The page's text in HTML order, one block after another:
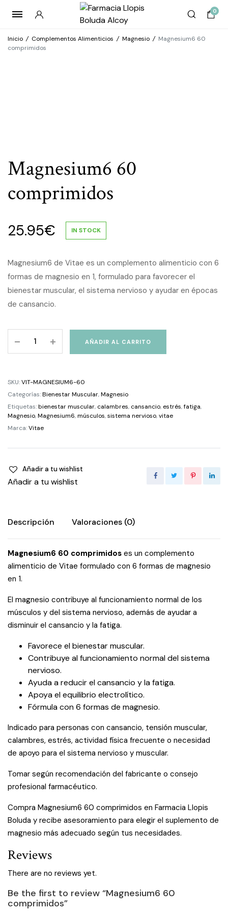
0
Inicio / Complementos Alimenticios / Magnesio / Magnesium6 60
comprimidos
Magnesium6 60
comprimidos
25.95€ IN STOCK
Magnesium6 de Vitae es un complemento alimenticio con 6
formas de magnesio en 1, formulado para favorecer el
bienestar muscular, el sistema nervioso y ayudar en épocas
de cansancio.
AÑADIR AL CARRITO
SKU:VIT-MAGNESIUM6-60
Categorías:Bienestar Muscular,Magnesio
Etiquetas:bienestar muscular, calambres, cansancio, estrés,fatiga,
Magnesio,Magnesium6,músculos,sistema nervioso,vitae
Marca:Vitae
Añadir a tu wishlist
Añadir a tu wishlist
Descripción Valoraciones (0)
Magnesium6 60 comprimidos es un complemento
alimenticio de Vitae formulado con 6 formas de magnesio
en 1.
El magnesio contribuye al funcionamiento normal de los
músculos y del sistema nervioso, además de ayudar a
disminuir el cansancio y la fatiga.
Favorece el bienestar muscular.
Contribuye al funcionamiento normal del sistema
nervioso.
Ayuda a reducir el cansancio y la fatiga.
Apoya el equilibrio electrolítico.
Fórmula con 6 formas de magnesio.
Indicado para personas con cansancio, tensión muscular,
calambres, estrés, actividad física frecuente o necesidad
de apoyo para el sistema nervioso y muscular.
Tomar según recomendación del fabricante o consejo
profesional farmacéutico.
Compra Magnesium6 60 comprimidos en Farmacia Llopis
Boluda y recibe asesoramiento para elegir el suplemento de
magnesio más adecuado según tus necesidades.
Reviews
There are no reviews yet.
Be the first to review “Magnesium6 60
comprimidos”